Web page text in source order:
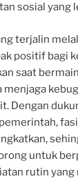
sosial yang
terjalin
positif bagi
saat
menjaga
Dengan
untuk
rutin